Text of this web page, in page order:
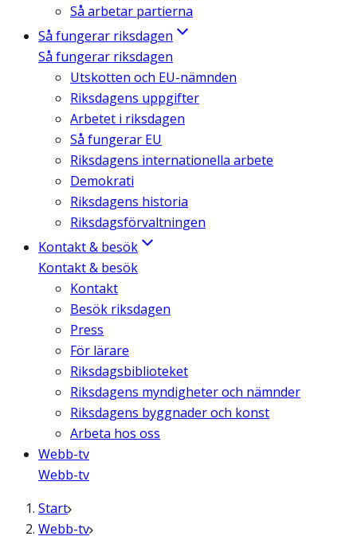
Så arbetar partierna
Så fungerar riksdagen
Så fungerar riksdagen
Utskotten och EU-nämnden
Riksdagens uppgifter
Arbetet i riksdagen
Så fungerar EU
Riksdagens internationella arbete
Demokrati
Riksdagens historia
Riksdagsförvaltningen
Kontakt & besök
Kontakt & besök
Kontakt
Besök riksdagen
Press
För lärare
Riksdagsbiblioteket
Riksdagens myndigheter och nämnder
Riksdagens byggnader och konst
Arbeta hos oss
Webb-tv
Webb-tv
Start
Webb-tv